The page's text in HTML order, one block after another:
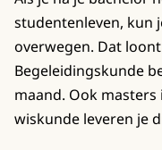
studentenleven, kun
overwegen. Dat
Begeleidingskunde
maand. Ook
wiskunde leveren je